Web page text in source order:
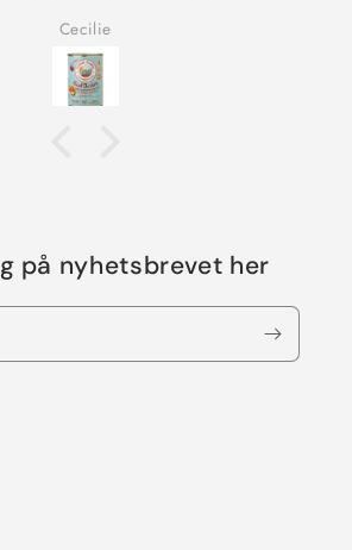
Cecilie
på nyhetsbrevet her